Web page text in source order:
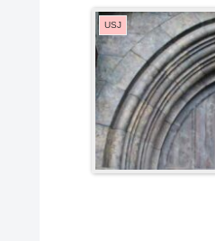
USJ